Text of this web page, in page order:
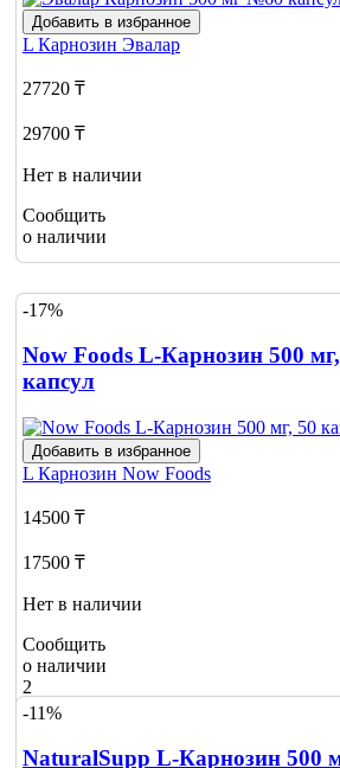
Добавить в избранное
L Карнозин Эвалар
27720 ₸
29700 ₸
Нет в наличии
Сообщить
о наличии
-17%
Now Foods L-Карнозин 500
капсул
Добавить в избранное
L Карнозин Now Foods
14500 ₸
17500 ₸
Нет в наличии
Сообщить
о наличии
2
-11%
NaturalSupp L-Карнозин 500